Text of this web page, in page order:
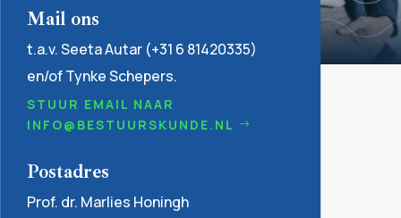
Mail ons
t.a.v. Seeta Autar (+31 6 81420335)
en/of Tynke Schepers.
STUUR EMAIL NAAR
INFO@BESTUURSKUNDE.NL
Postadres
Prof. dr. Marlies Honingh